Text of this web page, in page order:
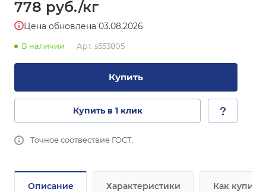
778 руб./кг
Цена обновлена 03.08.2026
В наличии Арт. s553805
Купить
Купить в 1 клик
Точное соотвествие ГОСТ.
Описание Характеристики Как купить